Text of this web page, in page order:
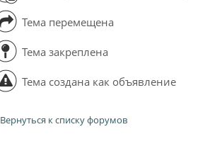
Тема перемещена
Тема закреплена
Тема создана как объявление
Вернуться к списку форумов